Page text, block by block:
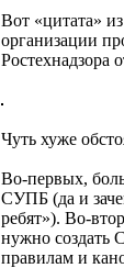
Вот «цитата»
организации
Ростехнадзора
Чуть хуже
Во-первых,
СУПБ (да и
ребят»). Во-
нужно создать
правилам и